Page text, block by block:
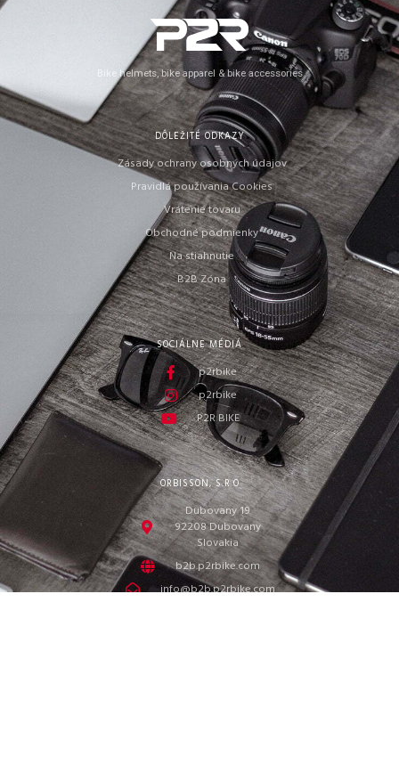
ORBISSON, S.R.O
Dubovany 19
92208 Dubovany
Slovakia
b2b.p2rbike.com
info@b2b.p2rbike.com
SOCIÁLNE MÉDIÁ
p2rbike
p2rbike
P2R BIKE
DÔLEŽITÉ ODKAZY
Zásady ochrany osobných údajov
Pravidlá používania Cookies
Vrátenie tovaru
Obchodné podmienky
Na stiahnutie
B2B Zóna
Bike helmets, bike apparel & bike accessories